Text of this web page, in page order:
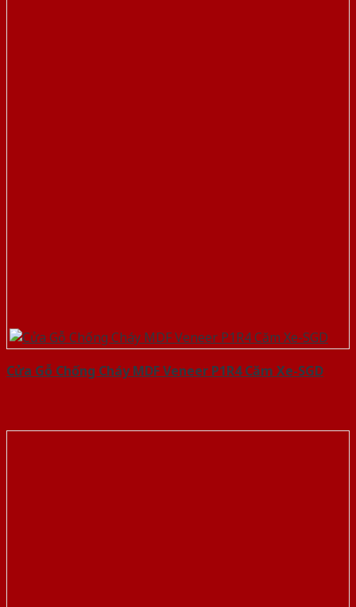
Cửa Gỗ Chống Cháy MDF Veneer P1R4 Căm Xe-SGD